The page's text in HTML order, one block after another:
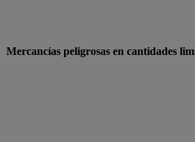
Mercancías peligrosas en cantidades